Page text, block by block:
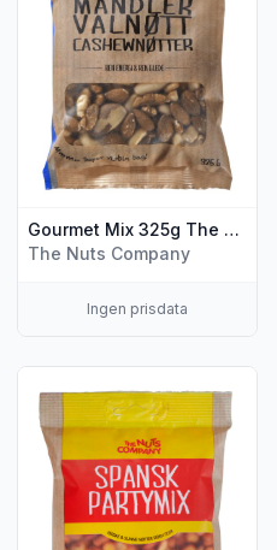
Gourmet Mix 325g The Nuts Company
The Nuts Company
Ingen prisdata
"Grillnøtter Bbq 150g The